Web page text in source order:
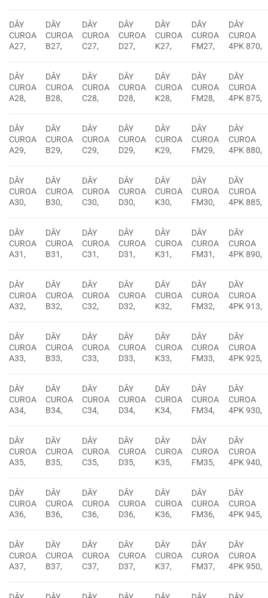
DÂY
CUROA
A27,
DÂY
CUROA
B27,
DÂY
CUROA
C27,
DÂY
CUROA
D27,
DÂY
CUROA
K27,
DÂY
CUROA
FM27,
DÂY
CUROA
4PK 870,
DÂY
CUROA
A28,
DÂY
CUROA
B28,
DÂY
CUROA
C28,
DÂY
CUROA
D28,
DÂY
CUROA
K28,
DÂY
CUROA
FM28,
DÂY
CUROA
4PK 875,
DÂY
CUROA
A29,
DÂY
CUROA
B29,
DÂY
CUROA
C29,
DÂY
CUROA
D29,
DÂY
CUROA
K29,
DÂY
CUROA
FM29,
DÂY
CUROA
4PK 880,
DÂY
CUROA
A30,
DÂY
CUROA
B30,
DÂY
CUROA
C30,
DÂY
CUROA
D30,
DÂY
CUROA
K30,
DÂY
CUROA
FM30,
DÂY
CUROA
4PK 885,
DÂY
CUROA
A31,
DÂY
CUROA
B31,
DÂY
CUROA
C31,
DÂY
CUROA
D31,
DÂY
CUROA
K31,
DÂY
CUROA
FM31,
DÂY
CUROA
4PK 890,
DÂY
CUROA
A32,
DÂY
CUROA
B32,
DÂY
CUROA
C32,
DÂY
CUROA
D32,
DÂY
CUROA
K32,
DÂY
CUROA
FM32,
DÂY
CUROA
4PK 913,
DÂY
CUROA
A33,
DÂY
CUROA
B33,
DÂY
CUROA
C33,
DÂY
CUROA
D33,
DÂY
CUROA
K33,
DÂY
CUROA
FM33,
DÂY
CUROA
4PK 925,
DÂY
CUROA
A34,
DÂY
CUROA
B34,
DÂY
CUROA
C34,
DÂY
CUROA
D34,
DÂY
CUROA
K34,
DÂY
CUROA
FM34,
DÂY
CUROA
4PK 930,
DÂY
CUROA
A35,
DÂY
CUROA
B35,
DÂY
CUROA
C35,
DÂY
CUROA
D35,
DÂY
CUROA
K35,
DÂY
CUROA
FM35,
DÂY
CUROA
4PK 940,
DÂY
CUROA
A36,
DÂY
CUROA
B36,
DÂY
CUROA
C36,
DÂY
CUROA
D36,
DÂY
CUROA
K36,
DÂY
CUROA
FM36,
DÂY
CUROA
4PK 945,
DÂY
CUROA
A37,
DÂY
CUROA
B37,
DÂY
CUROA
C37,
DÂY
CUROA
D37,
DÂY
CUROA
K37,
DÂY
CUROA
FM37,
DÂY
CUROA
4PK 950,